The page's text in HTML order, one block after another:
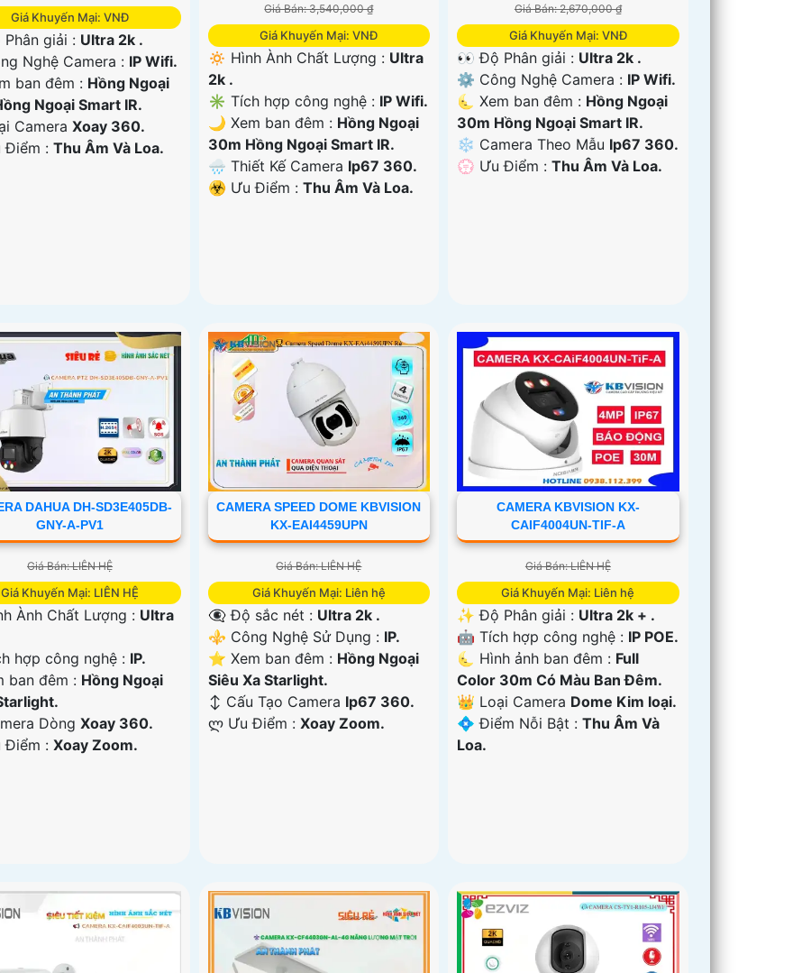
Giá Khuyến Mại: VNĐ
giải : Ultra 2k .
Nghệ Camera : IP Wifi.
ban đêm : Hồng Ngoại
Ngoại Smart IR.
CameraXoay 360.
:Thu Âm Và Loa.
Giá Bán: 3,540,000 ₫
Giá Khuyến Mại: VNĐ
🔅 Hình Ành Chất Lượng : Ultra
2k .
✳️ Tích hợp công nghệ : IP Wifi.
🌙 Xem ban đêm : Hồng Ngoại
30m Hồng Ngoại Smart IR.
🌧️ Thiết Kế Camera Ip67 360.
️☣️ Ưu Điểm : Thu Âm Và Loa.
Giá Bán: 2,670,000 ₫
Giá Khuyến Mại: VNĐ
👀 Độ Phân giải : Ultra 2k .
⚙ Công Nghệ Camera : IP Wifi.
🌜 Xem ban đêm : Hồng Ngoại
30m Hồng Ngoại Smart IR.
❄ Camera Theo Mẫu Ip67 360.
️💮 Ưu Điểm :Thu Âm Và Loa.
DAHUA DH-SD3E405DB-
GNY-A-PV1
Giá Bán: LIÊN HỆ
Giá Khuyến Mại: LIÊN HỆ
Ành Chất Lượng : Ultra
hợp công nghệ : IP.
ban đêm : Hồng Ngoại
DòngXoay 360.
:Xoay Zoom.
CAMERA SPEED DOME KBVISION
KX-EAI4459UPN
Giá Bán: LIÊN HỆ
Giá Khuyến Mại: Liên hệ
👁️‍🗨 Độ sắc nét : Ultra 2k .
⚜️ Công Nghệ Sử Dụng : IP.
⭐ Xem ban đêm : Hồng Ngoại
Siêu Xa Starlight.
↕️ Cấu Tạo Camera Ip67 360.
️ლ Ưu Điểm : Xoay Zoom.
CAMERA KBVISION KX-
CAIF4004UN-TIF-A
Giá Bán: LIÊN HỆ
Giá Khuyến Mại: Liên hệ
✨ Độ Phân giải : Ultra 2k + .
🤖️ Tích hợp công nghệ : IP POE.
🌜 Hình ảnh ban đêm : Full
Color 30m Có Màu Ban Ðêm.
👑 Loại Camera Dome Kim loại.
️💠 Điểm Nỗi Bật :Thu Âm Và
Loa.